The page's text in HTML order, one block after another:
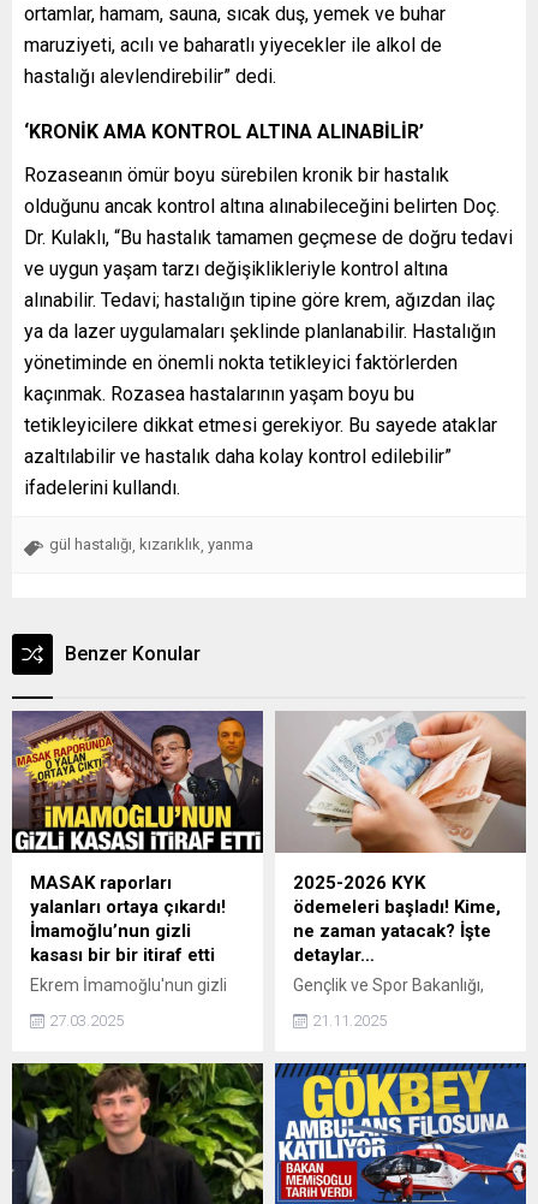
ortamlar, hamam, sauna, sıcak duş, yemek ve buhar
maruziyeti, acılı ve baharatlı yiyecekler ile alkol de
hastalığı alevlendirebilir” dedi.
‘KRONİK AMA KONTROL ALTINA ALINABİLİR’
Rozaseanın ömür boyu sürebilen kronik bir hastalık
olduğunu ancak kontrol altına alınabileceğini belirten Doç.
Dr. Kulaklı, “Bu hastalık tamamen geçmese de doğru tedavi
ve uygun yaşam tarzı değişiklikleriyle kontrol altına
alınabilir. Tedavi; hastalığın tipine göre krem, ağızdan ilaç
ya da lazer uygulamaları şeklinde planlanabilir. Hastalığın
yönetiminde en önemli nokta tetikleyici faktörlerden
kaçınmak. Rozasea hastalarının yaşam boyu bu
tetikleyicilere dikkat etmesi gerekiyor. Bu sayede ataklar
azaltılabilir ve hastalık daha kolay kontrol edilebilir”
ifadelerini kullandı.
gül hastalığı, kızarıklık, yanma
Benzer Konular
MASAK raporları
yalanları ortaya çıkardı!
İmamoğlu’nun gizli
kasası bir bir itiraf etti
Ekrem İmamoğlu'nun gizli
Ekrem İmamoğlu’yla
MASAK raporları ise tüm
gerçekleri ortaya çıkardı.
27.03.2025
2025-2026 KYK
ödemeleri başladı! Kime,
ne zaman yatacak? İşte
detaylar…
Gençlik ve Spor Bakanlığı,
döneminde ilk kez burs ve
yaparak taahhütnamesini
onaylayan öğrenciler için
burs ve kredi ödemelerine
başlandığını açıkladı.
21.11.2025